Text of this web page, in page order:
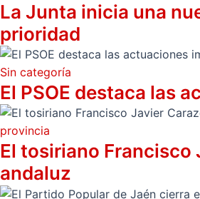
La Junta inicia una
prioridad
Sin categoría
El PSOE destaca las
provincia
El tosiriano Francisco
andaluz